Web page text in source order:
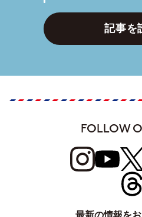
記事を
FOLLOW